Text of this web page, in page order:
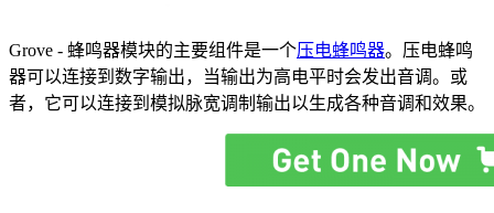
Grove - 蜂鸣器模块的主要组件是一个压电蜂鸣器。压电蜂鸣
器可以连接到数字输出，当输出为高电平时会发出音调。或
者，它可以连接到模拟脉宽调制输出以生成各种音调和效果。